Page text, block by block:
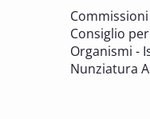
di culto
BENI CULTURALI E
Consiglio
Organismi -
Nunziatura